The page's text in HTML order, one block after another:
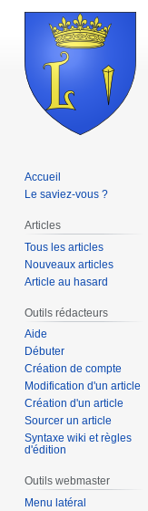
Accueil
Le saviez-vous ?
Articles
Tous les articles
Nouveaux articles
Article au hasard
Outils rédacteurs
Aide
Débuter
Création de compte
Modification d'un article
Création d'un article
Sourcer un article
Syntaxe wiki et règles
d'édition
Outils webmaster
Menu latéral